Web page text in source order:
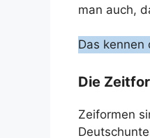
man auch,
Das
Die
Zeiformen